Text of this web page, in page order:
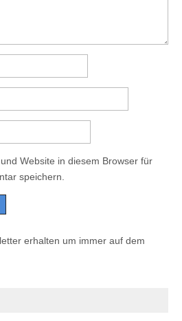
Website in diesem Browser für
speichern.
erhalten um immer auf dem